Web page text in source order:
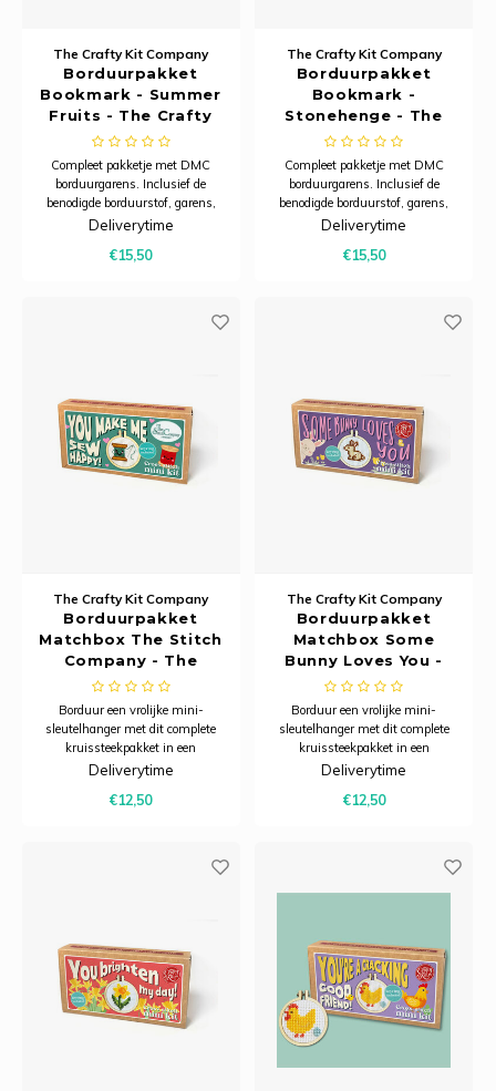
The Crafty Kit Company
Borduurpakket
Bookmark - Summer
Fruits - The Crafty
Kit Company
Compleet pakketje met DMC
borduurgarens. Inclusief de
benodigde borduurstof, garens,
patroon, naald en beschrijving.
kartonnen verpakking en is
Deliverytime
€15,50
The Crafty Kit Company
Borduurpakket
Bookmark -
Stonehenge - The
Crafty Kit Company
Compleet pakketje met DMC
borduurgarens. Inclusief de
benodigde borduurstof, garens,
patroon, naald en beschrijving.
kartonnen verpakking en is
Deliverytime
€15,50
The Crafty Kit Company
Borduurpakket
Matchbox The Stitch
Company - The
Crafty Kit Company
Borduur een vrolijke mini-
sleutelhanger met dit complete
kruissteekpakket in een
charmant luciferdoosje – een
om cadeau te geven.
Deliverytime
€12,50
The Crafty Kit Company
Borduurpakket
Matchbox Some
Bunny Loves You -
The Crafty Kit
Company
Borduur een vrolijke mini-
sleutelhanger met dit complete
kruissteekpakket in een
charmant luciferdoosje – een
om cadeau te geven.
Deliverytime
€12,50